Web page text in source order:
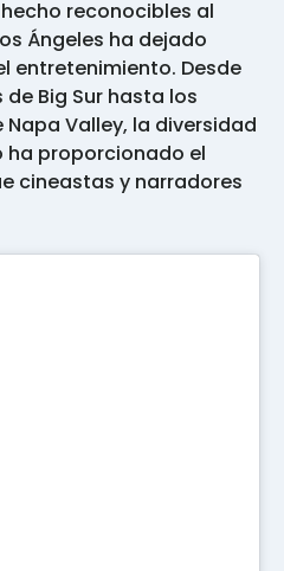
reconocibles al
Ángeles ha dejado
entretenimiento. Desde
Big Sur hasta los
Valley, la diversidad
ha proporcionado el
cineastas y narradores